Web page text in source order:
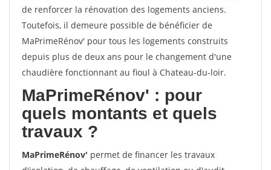
de renforcer la rénovation des logements anciens.
Toutefois, il demeure possible de bénéficier de
MaPrimeRénov' pour tous les logements construits
depuis plus de deux ans pour le changement d'une
chaudière fonctionnant au fioul à Chateau-du-loir.
MaPrimeRénov' : pour
quels montants et quels
travaux ?
MaPrimeRénov' permet de financer les travaux